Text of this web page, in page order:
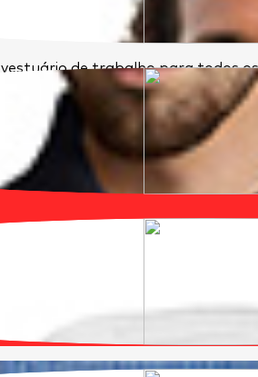
de trabalho para todos